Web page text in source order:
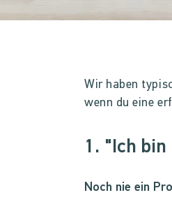
Wir haben
wenn du eine
1. "Ich
Noch nie ein